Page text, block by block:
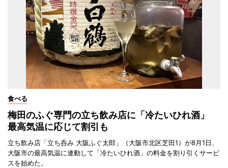
食べる
梅田のふぐ専門の立ち飲み店に「冷たいひれ酒」
最高気温に応じて割引も
立ち飲み店「立ち呑み 大阪ふぐ太郎」（大阪市北区芝田1）が8月1日、
大阪市の最高気温に連動して「冷たいひれ酒」の料金を割り引くサービ
スを始めた。